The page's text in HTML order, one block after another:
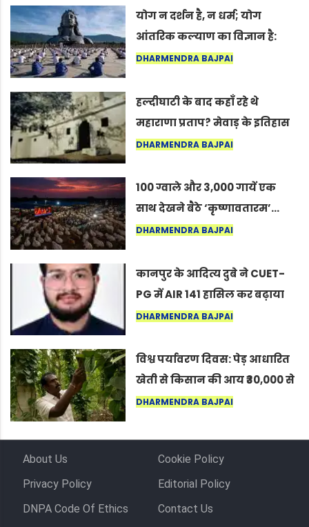
योग न दर्शन है, न धर्म; योग
आंतरिक कल्याण का विज्ञान है:
अंतरराष्ट्रीय योग दिवस 2026 पर
DHARMENDRA BAJPAI
हल्दीघाटी के बाद कहाँ रहे थे
महाराणा प्रताप? मेवाड़ के इतिहास
का वह अनकहा अध्याय जो आज भी
DHARMENDRA BAJPAI
100 ग्वाले और 3,000 गायें एक
साथ देखने बैठे ‘कृष्णावतारम’…
नागपुर में दिखा ऐसा नज़ारा कि
कर सकते हैं”
DHARMENDRA BAJPAI
कानपुर के आदित्य दुबे ने CUET-
PG में AIR 141 हासिल कर बढ़ाया
शहर का मान
DHARMENDRA BAJPAI
विश्व पर्यावरण दिवस: पेड़ आधारित
खेती से किसान की आय ₹30,000 से
बढ़कर ₹3 लाख प्रति एकड़ हुई
DHARMENDRA BAJPAI
About Us
Cookie Policy
Privacy Policy
Editorial Policy
DNPA Code Of Ethics
Contact Us